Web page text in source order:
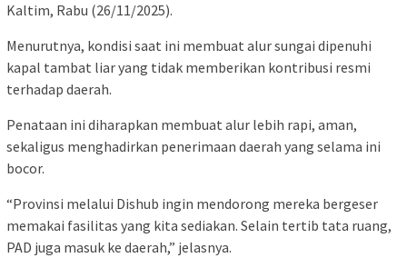
Kaltim, Rabu (26/11/2025).
Menurutnya, kondisi saat ini membuat alur sungai dipenuhi
kapal tambat liar yang tidak memberikan kontribusi resmi
terhadap daerah.
Penataan ini diharapkan membuat alur lebih rapi, aman,
sekaligus menghadirkan penerimaan daerah yang selama ini
bocor.
“Provinsi melalui Dishub ingin mendorong mereka bergeser
memakai fasilitas yang kita sediakan. Selain tertib tata ruang,
PAD juga masuk ke daerah,” jelasnya.